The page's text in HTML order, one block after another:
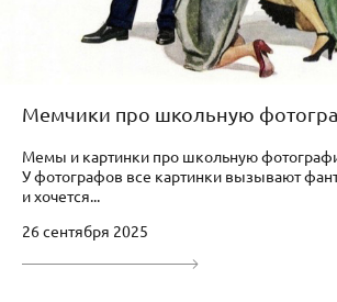
Мемчики про школьную
Мемы и картинки про школьную
У фотографов все картинки вызывают
и хочется...
26 сентября 2025